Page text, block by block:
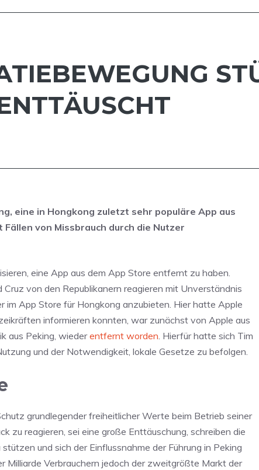
eine in Hongkong zuletzt sehr populäre App aus
von Missbrauch durch die Nutzer
eine App aus dem App Store entfernt zu haben.
von den Republikanern reagieren mit Unverständnis
im App Store für Hongkong anzubieten. Hier hatte Apple
informieren konnten, war zunächst von Apple aus
aus Peking, wiederentfernt worden. Hierfür hatte sich Tim
und der Notwendigkeit, lokale Gesetze zu befolgen.
grundlegender freiheitlicher Werte beim Betrieb seiner
zu reagieren, sei eine große Enttäuschung, schreiben die
und sich der Einflussnahme der Führung in Peking
Milliarde Verbrauchern jedoch der zweitgrößte Markt der